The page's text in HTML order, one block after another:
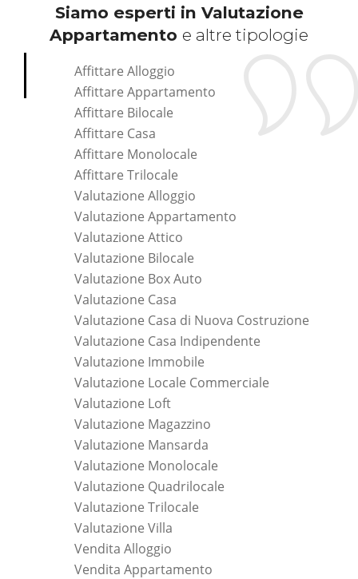
Siamo esperti in Valutazione
Appartamento e altre tipologie
Affittare Alloggio
Affittare Appartamento
Affittare Bilocale
Affittare Casa
Affittare Monolocale
Affittare Trilocale
Valutazione Alloggio
Valutazione Appartamento
Valutazione Attico
Valutazione Bilocale
Valutazione Box Auto
Valutazione Casa
Valutazione Casa di Nuova Costruzione
Valutazione Casa Indipendente
Valutazione Immobile
Valutazione Locale Commerciale
Valutazione Loft
Valutazione Magazzino
Valutazione Mansarda
Valutazione Monolocale
Valutazione Quadrilocale
Valutazione Trilocale
Valutazione Villa
Vendita Alloggio
Vendita Appartamento